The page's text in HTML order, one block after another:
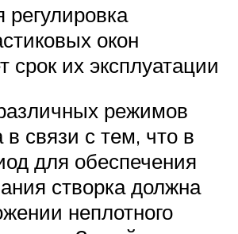
окон
срок их эксплуатации
режимов
связи с тем, что в
для обеспечения
створка должна
неплотного